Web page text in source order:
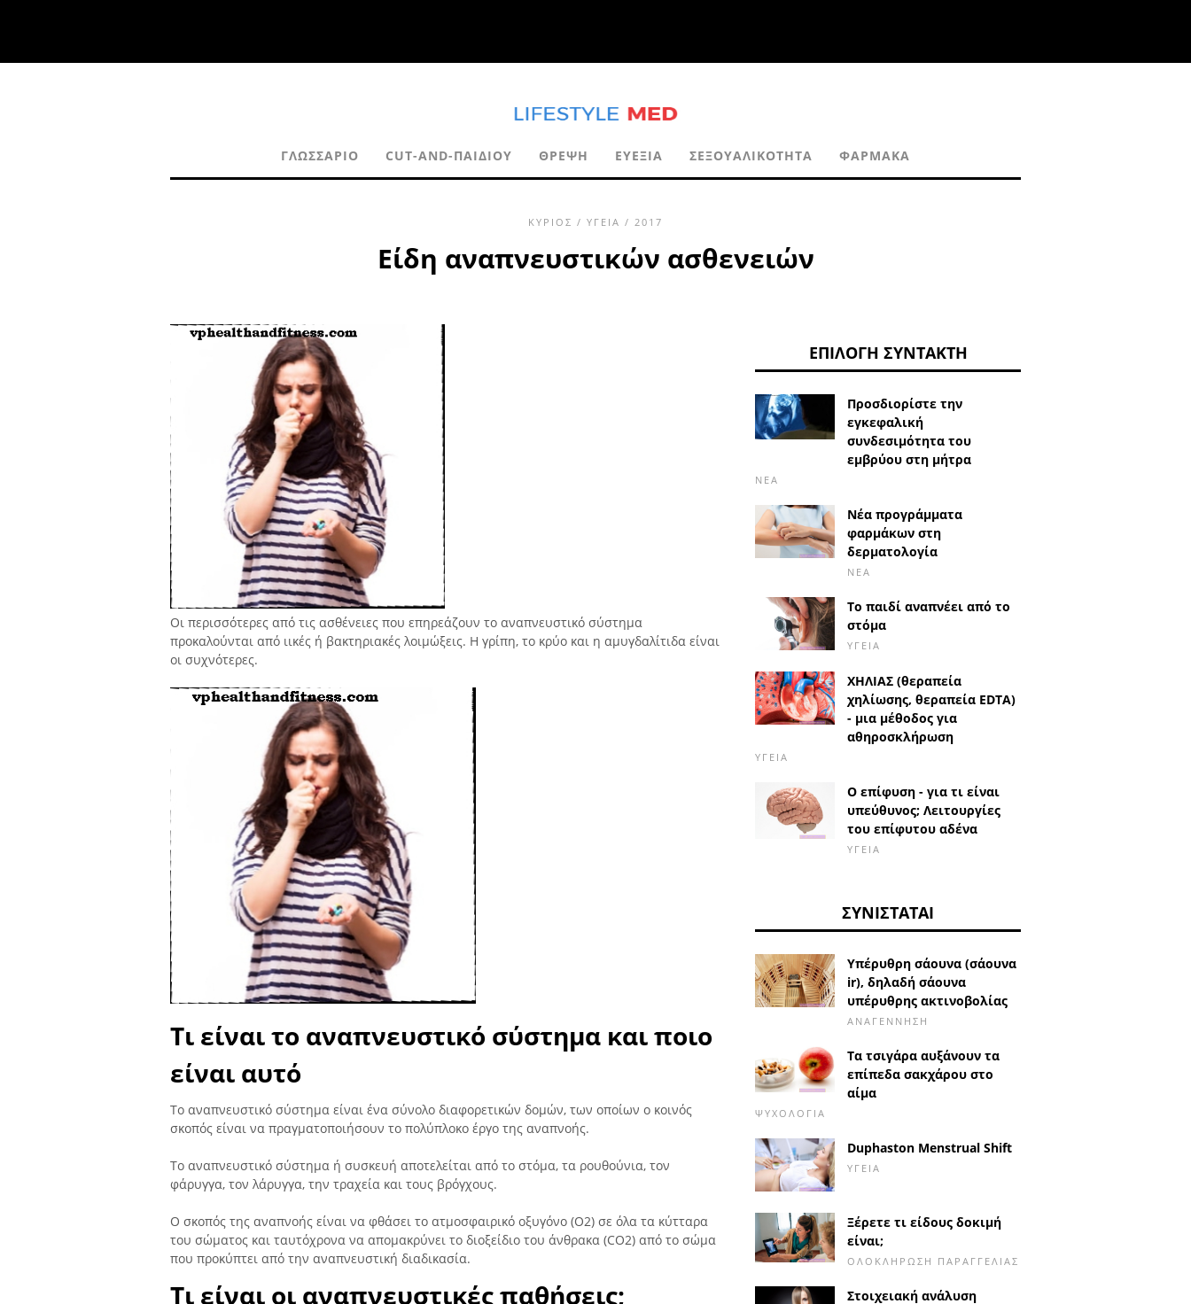
ΓΛΩΣΣΆΡΙΟ CUT-AND-ΠΑΙΔΙΟΎ ΘΡΈΨΗ ΕΥΕΞΊΑ ΣΕΞΟΥΑΛΙΚΌΤΗΤΑ ΦΆΡΜΑΚΑ
ΚΎΡΙΟΣ / ΥΓΕΊΑ / 2017
Είδη αναπνευστικών ασθενειών
Οι περισσότερες από τις ασθένειες που επηρεάζουν το αναπνευστικό σύστημα
προκαλούνται από ιικές ή βακτηριακές λοιμώξεις. Η γρίπη, το κρύο και η αμυγδαλίτιδα είναι
οι συχνότερες.
Τι είναι το αναπνευστικό σύστημα και ποιο
είναι αυτό
Το αναπνευστικό σύστημα είναι ένα σύνολο διαφορετικών δομών, των οποίων ο κοινός
σκοπός είναι να πραγματοποιήσουν το πολύπλοκο έργο της αναπνοής.
Το αναπνευστικό σύστημα ή συσκευή αποτελείται από το στόμα, τα ρουθούνια, τον
φάρυγγα, τον λάρυγγα, την τραχεία και τους βρόγχους.
Ο σκοπός της αναπνοής είναι να φθάσει το ατμοσφαιρικό οξυγόνο (O2) σε όλα τα κύτταρα
του σώματος και ταυτόχρονα να απομακρύνει το διοξείδιο του άνθρακα (CO2) από το σώμα
που προκύπτει από την αναπνευστική διαδικασία.
Τι είναι οι αναπνευστικές παθήσεις;
ΕΠΙΛΟΓΉ ΣΥΝΤΆΚΤΗ
Προσδιορίστε την
εγκεφαλική
συνδεσιμότητα του
εμβρύου στη μήτρα
ΝΈΑ
Νέα προγράμματα
φαρμάκων στη
δερματολογία
ΝΈΑ
Το παιδί αναπνέει από το
στόμα
ΥΓΕΊΑ
ΧΗΛΙΑΣ (θεραπεία
χηλίωσης, θεραπεία EDTA)
- μια μέθοδος για
αθηροσκλήρωση
ΥΓΕΊΑ
Ο επίφυση - για τι είναι
υπεύθυνος; Λειτουργίες
του επίφυτου αδένα
ΥΓΕΊΑ
ΣΥΝΙΣΤΆΤΑΙ
Υπέρυθρη σάουνα (σάουνα
ir), δηλαδή σάουνα
υπέρυθρης ακτινοβολίας
ΑΝΑΓΈΝΝΗΣΗ
Τα τσιγάρα αυξάνουν τα
επίπεδα σακχάρου στο
αίμα
ΨΥΧΟΛΟΓΊΑ
Duphaston Menstrual Shift
ΥΓΕΊΑ
Ξέρετε τι είδους δοκιμή
είναι;
ΟΛΟΚΛΉΡΩΣΗ ΠΑΡΑΓΓΕΛΊΑΣ
Στοιχειακή ανάλυση